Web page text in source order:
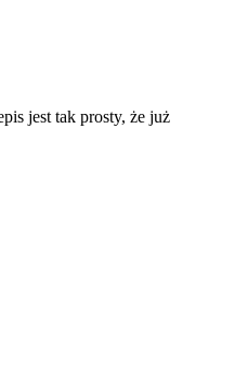
jest tak prosty, że już